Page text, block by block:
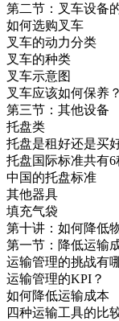
第二节：叉车设备
如何选购叉车
叉车的动力分类
叉车的种类
叉车示意图
叉车应该如何保养？
第三节：其他设备
托盘类
托盘是租好还是买
托盘国际标准共有6
中国的托盘标准
其他器具
填充气袋
第十讲：如何降低
第一节：降低运输
运输管理的挑战有
运输管理的KPI？
如何降低运输成本
四种运输工具的比